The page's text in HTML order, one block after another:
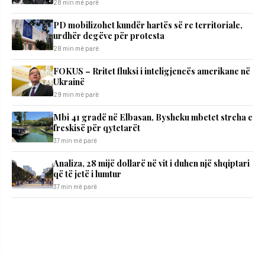
28 min më parë
PD mobilizohet kundër hartës së re territoriale,
urdhër degëve për protesta
28 min më parë
FOKUS – Rritet fluksi i inteligjencës amerikane në
Ukrainë
29 min më parë
Mbi 41 gradë në Elbasan, Bysheku mbetet streha e
freskisë për qytetarët
37 min më parë
Analiza, 28 mijë dollarë në vit i duhen një shqiptari
që të jetë i lumtur
37 min më parë